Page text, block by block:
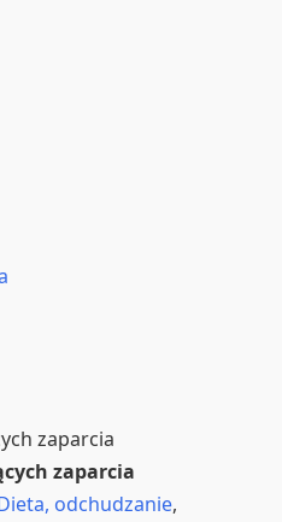
zaparcia
zaparcia
odchudzanie,